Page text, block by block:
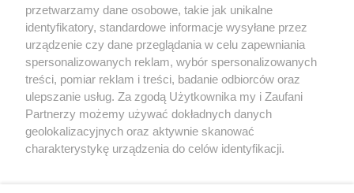
przetwarzamy dane osobowe, takie jak unikalne
identyfikatory, standardowe informacje wysyłane przez
urządzenie czy dane przeglądania w celu zapewniania
spersonalizowanych reklam, wybór spersonalizowanych
treści, pomiar reklam i treści, badanie odbiorców oraz
ulepszanie usług. Za zgodą Użytkownika my i Zaufani
Partnerzy możemy używać dokładnych danych
geolokalizacyjnych oraz aktywnie skanować
charakterystykę urządzenia do celów identyfikacji.